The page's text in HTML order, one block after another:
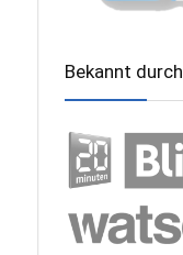
Bekannt durch